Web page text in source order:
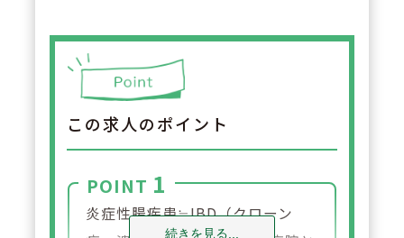
この求人のポイント
POINT 1
炎症性腸疾患≒IBD（クローン
続きを見る...